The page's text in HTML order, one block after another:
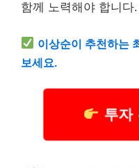
함께 노력해야 합니다.
이상순이 추천하는
보세요.
투자